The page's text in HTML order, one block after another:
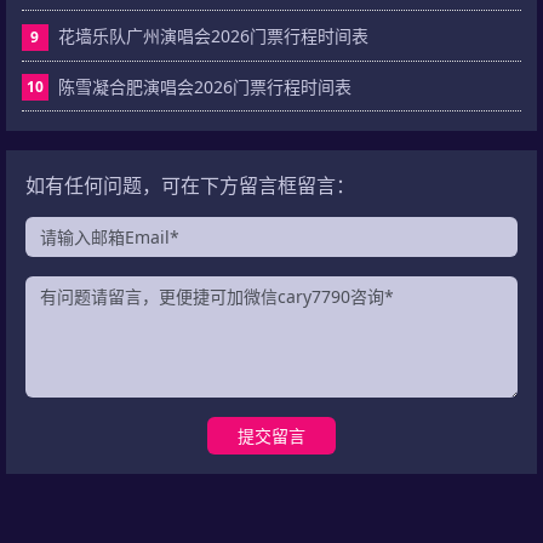
9 花墙乐队广州演唱会2026门票行程时间表
10 陈雪凝合肥演唱会2026门票行程时间表
如有任何问题，可在下方留言框留言：
提交留言